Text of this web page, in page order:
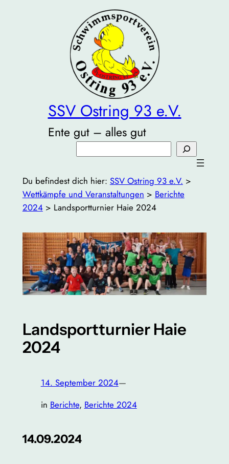
SSV Ostring 93 e.V.
Ente gut – alles gut
Du befindest dich hier: SSV Ostring 93 e.V. >
Wettkämpfe und Veranstaltungen > Berichte
2024> Landsportturnier Haie 2024
Landsportturnier Haie
2024
14. September 2024—
in Berichte, Berichte 2024
14.09.2024